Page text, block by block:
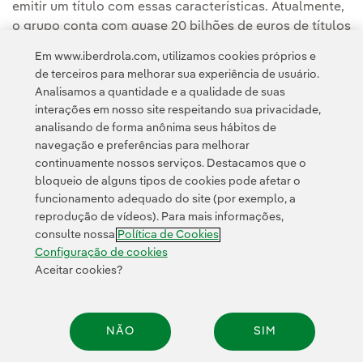
emitir um título com essas características. Atualmente,
o grupo conta com quase 20 bilhões de euros de títulos
Política de Privacidade Informação legal
Política de cookies Configuração de cookies Acessibilidade
Canal de denúncias
© 2026 Iberdrola, S.A. Todos os direitos reservados.
Em www.iberdrola.com, utilizamos cookies próprios e
de terceiros para melhorar sua experiência de usuário.
Analisamos a quantidade e a qualidade de suas
interações em nosso site respeitando sua privacidade,
analisando de forma anônima seus hábitos de
navegação e preferências para melhorar
continuamente nossos serviços. Destacamos que o
bloqueio de alguns tipos de cookies pode afetar o
funcionamento adequado do site (por exemplo, a
reprodução de vídeos). Para mais informações,
consulte nossa Política de Cookies
Configuração de cookies
Aceitar cookies?
NÃO SIM